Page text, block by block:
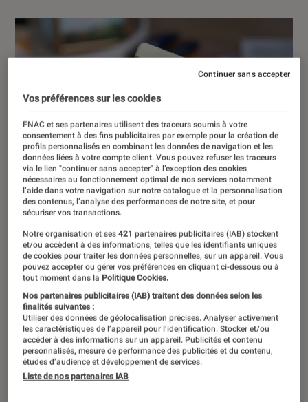
Grâce aux Pixel 7, Google n’a jamais
vendu autant de smartphones (et ce
ACTU
Smartphones Android • 04 fév. 2023
Vos préférences sur les cookies
FNAC et ses partenaires utilisent des traceurs soumis à votre
consentement à des fins publicitaires par exemple pour la création de
profils personnalisés en combinant les données de navigation et les
données liées à votre compte client. Vous pouvez refuser les traceurs
via le lien "continuer sans accepter" à l’exception des cookies
nécessaires au fonctionnement optimal de nos services notamment
l’aide dans votre navigation sur notre catalogue et la personnalisation
des contenus, l’analyse des performances de notre site, et pour
sécuriser vos transactions.
Notre organisation et ses421 partenaires publicitaires (IAB) stockent
et/ou accèdent à des informations, telles que les identifiants uniques
de cookies pour traiter les données personnelles, sur un appareil. Vous
pouvez accepter ou gérer vos préférences en cliquant ci-dessous ou à
tout moment dans la Politique Cookies.
Nos partenaires publicitaires (IAB) traitent des données selon les
finalités suivantes :
Utiliser des données de géolocalisation précises. Analyser activement
les caractéristiques de l’appareil pour l’identification. Stocker et/ou
accéder à des informations sur un appareil. Publicités et contenu
personnalisés, mesure de performance des publicités et du contenu,
études d’audience et développement de services.
Liste de nos partenaires IAB
Continuer sans accepter